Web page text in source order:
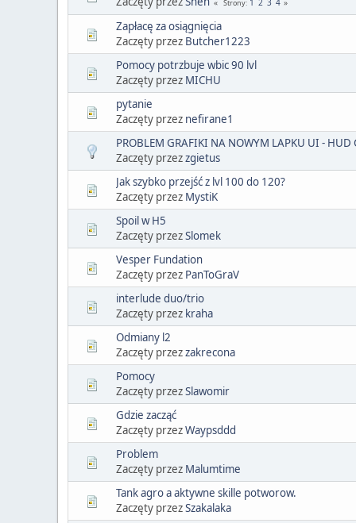
Strony
Zapłacę za osiągnięcia
Zaczęty przez Butcher1223
Pomocy potrzbuje wbic 90 lvl
Zaczęty przez MICHU
pytanie
Zaczęty przez nefirane1
PROBLEM GRAFIKI NA NOWYM LAPKU UI - HUD
Zaczęty przezzgietus
Jak szybko przejść z lvl 100 do 120?
Zaczęty przez MystiK
Spoil w H5
Zaczęty przezSlomek
Vesper Fundation
Zaczęty przez PanToGraV
interlude duo/trio
Zaczęty przez kraha
Odmiany l2
Zaczęty przezzakrecona
Pomocy
Zaczęty przezSlawomir
Gdzie zacząć
Zaczęty przezWaypsddd
Problem
Zaczęty przez Malumtime
Tank agro a aktywne skille potworow.
Zaczęty przezSzakalaka